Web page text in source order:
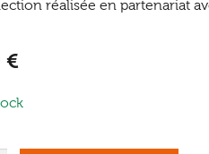
réalisée en partenariat
€